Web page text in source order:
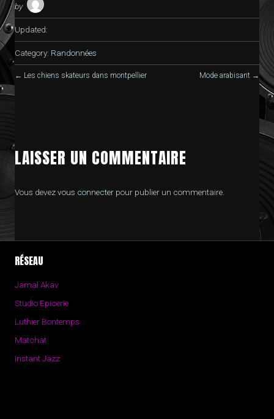
by
Updated:
Category: Randonnées
← Les chiens skateurs dans montpellier Mode arabisant →
LAISSER UN COMMENTAIRE
Vous devezvous connecter pour publier un commentaire.
RÉSEAU
Jamal Akav
Studio Epicerie
Luthier Bontemps
Matchat
Instant Jazz